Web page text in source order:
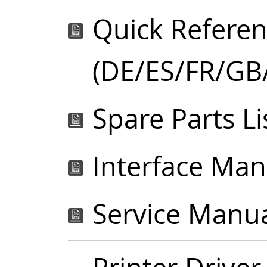
Quick
(DE/ES/FR/
Spare Parts
Interface
Service